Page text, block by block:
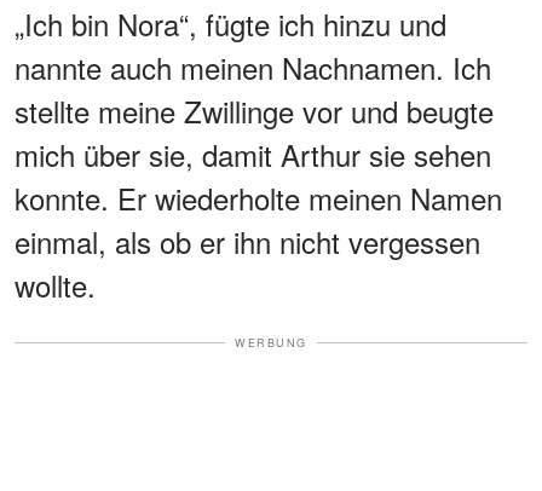
„Ich bin Nora“, fügte ich hinzu und
nannte auch meinen Nachnamen. Ich
stellte meine Zwillinge vor und beugte
mich über sie, damit Arthur sie sehen
konnte. Er wiederholte meinen Namen
einmal, als ob er ihn nicht vergessen
wollte.
WERBUNG